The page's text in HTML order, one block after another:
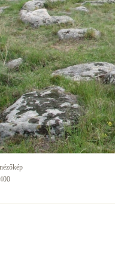
nézőkép
400